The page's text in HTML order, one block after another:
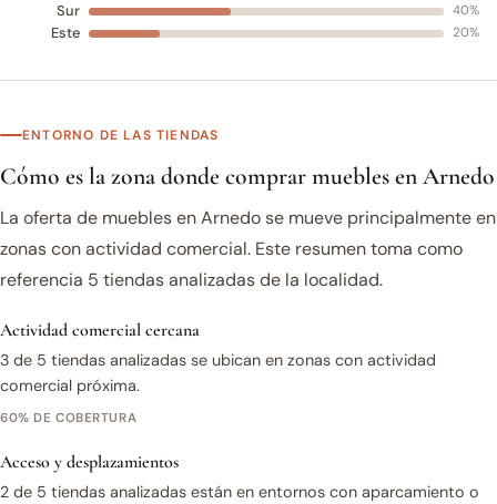
Sur 40%
Este 20%
ENTORNO DE LAS TIENDAS
Cómo es la zona donde comprar muebles en Arnedo
La oferta de muebles en Arnedo se mueve principalmente en
zonas con actividad comercial. Este resumen toma como
referencia 5 tiendas analizadas de la localidad.
Actividad comercial cercana
3 de 5 tiendas analizadas se ubican en zonas con actividad
comercial próxima.
60% DE COBERTURA
Acceso y desplazamientos
2 de 5 tiendas analizadas están en entornos con aparcamiento o